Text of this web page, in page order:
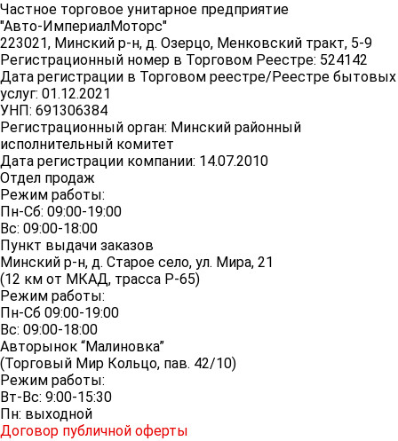
Частное торговое унитарное предприятие
"Авто-ИмпериалМоторс"
223021, Минский р-н, д. Озерцо, Менковский тракт, 5-9
Регистрационный номер в Торговом Реестре: 524142
Дата регистрации в Торговом реестре/Реестре бытовых
услуг: 01.12.2021
УНП: 691306384
Регистрационный орган: Минский районный
исполнительный комитет
Дата регистрации компании: 14.07.2010
Отдел продаж
Режим работы:
Пн-Сб: 09:00-19:00
Вс: 09:00-18:00
Пункт выдачи заказов
Минский р-н, д. Старое село, ул. Мира, 21
(12 км от МКАД, трасса P-65)
Режим работы:
Пн-Сб 09:00-19:00
Вс: 09:00-18:00
Авторынок “Малиновка”
(Торговый Мир Кольцо, пав. 42/10)
Режим работы:
Вт-Вс: 9:00-15:30
Пн: выходной
Договор публичной оферты